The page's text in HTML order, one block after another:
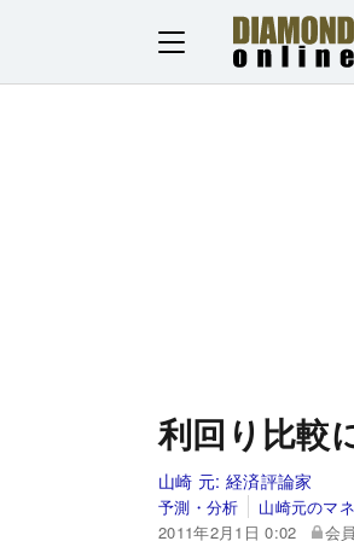
利回り比較
山崎 元: 経済評論家
予測・分析
山崎元のマ
2011年2月1日 0:02
会